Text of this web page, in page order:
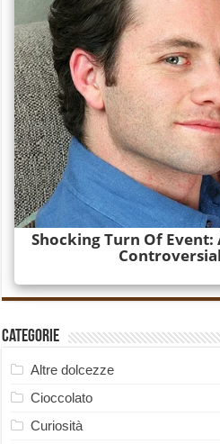
Categorie
Altre dolcezze
Cioccolato
Curiosità